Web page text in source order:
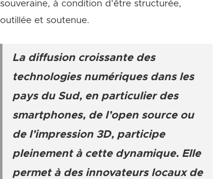
souveraine, à condition d’être structurée,
outillée et soutenue.
La diffusion croissante des
technologies numériques dans les
pays du Sud, en particulier des
smartphones, de l’open source ou
de l’impression 3D, participe
pleinement à cette dynamique. Elle
permet à des innovateurs locaux de